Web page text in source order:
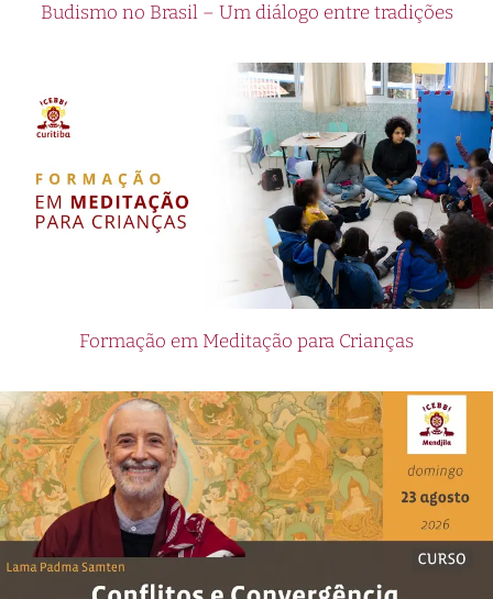
Budismo no Brasil – Um diálogo entre tradições
Formação em Meditação para Crianças